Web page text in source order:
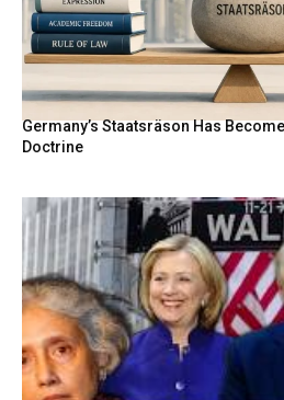
Germany’s Staatsräson Has
Doctrine